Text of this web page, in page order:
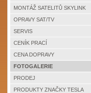
MONTÁŽ SATELITŮ SKYLINK
OPRAVY SAT/TV
SERVIS
CENÍK PRACÍ
CENA DOPRAVY
FOTOGALERIE
PRODEJ
PRODUKTY ZNAČKY TESLA